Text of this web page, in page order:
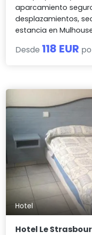
aparcamiento
desplazamientos,
estancia en
Desde 118 EUR
Hotel
Hotel Le